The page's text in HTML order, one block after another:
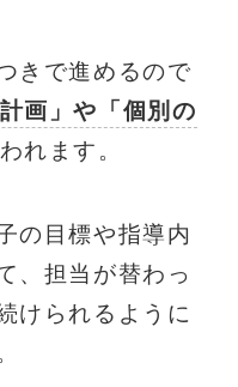
きで進めるので
画」や「個別の
れます。
の目標や指導内
、担当が替わっ
けられるように